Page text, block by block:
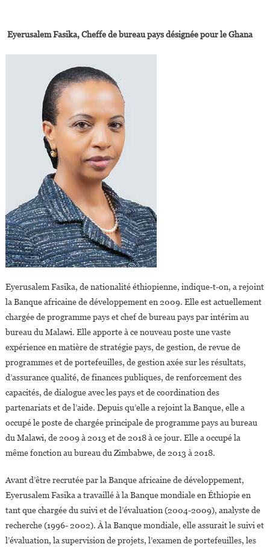
Eyerusalem Fasika, Cheffe de bureau pays désignée pour le Ghana
Eyerusalem Fasika, de nationalité éthiopienne, indique-t-on, a rejoint
la Banque africaine de développement en 2009. Elle est actuellement
chargée de programme pays et chef de bureau pays par intérim au
bureau du Malawi. Elle apporte à ce nouveau poste une vaste
expérience en matière de stratégie pays, de gestion, de revue de
programmes et de portefeuilles, de gestion axée sur les résultats,
d’assurance qualité, de finances publiques, de renforcement des
capacités, de dialogue avec les pays et de coordination des
partenariats et de l’aide. Depuis qu’elle a rejoint la Banque, elle a
occupé le poste de chargée principale de programme pays au bureau
du Malawi, de 2009 à 2013 et de 2018 à ce jour. Elle a occupé la
même fonction au bureau du Zimbabwe, de 2013 à 2018.
Avant d’être recrutée par la Banque africaine de développement,
Eyerusalem Fasika a travaillé à la Banque mondiale en Éthiopie en
tant que chargée du suivi et de l’évaluation (2004-2009), analyste de
recherche (1996- 2002). À la Banque mondiale, elle assurait le suivi et
l’évaluation, la supervision de projets, l’examen de portefeuilles, les